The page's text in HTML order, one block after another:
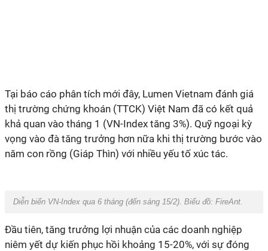
Tại báo cáo phân tích mới đây, Lumen Vietnam đánh giá
thị trường chứng khoán (TTCK) Việt Nam đã có kết quả
khả quan vào tháng 1 (VN-Index tăng 3%). Quỹ ngoại kỳ
vọng vào đà tăng trưởng hơn nữa khi thị trường bước vào
năm con rồng (Giáp Thìn) với nhiều yếu tố xúc tác.
Diễn biến VN-Index qua 6 tháng (đến sáng 15/2). Biểu đồ: FireAnt.
Đầu tiên, tăng trưởng lợi nhuận của các doanh nghiệp
niêm yết dự kiến phục hồi khoảng 15-20%, với sự đóng